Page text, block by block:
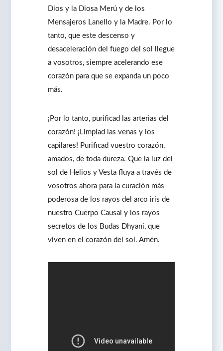
Dios y la Diosa Merú y de los
Mensajeros Lanello y la Madre. Por lo
tanto, que este descenso y
desaceleración del fuego del sol llegue
a vosotros, siempre acelerando ese
corazón para que se expanda un poco
más.
¡Por lo tanto, purificad las arterias del
corazón! ¡Limpiad las venas y los
capilares! Purificad vuestro corazón,
amados, de toda dureza. Que la luz del
sol de Helios y Vesta fluya a través de
vosotros ahora para la curación más
poderosa de los rayos del arco iris de
nuestro Cuerpo Causal y los rayos
secretos de los Budas Dhyani, que
viven en el corazón del sol. Amén.